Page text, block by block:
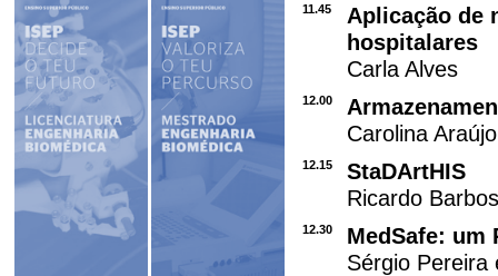
11.45
Aplicação de
hospitalares
Carla Alves
12.00
Carolina Araújo
12.15
StaDArtHIS
Ricardo
12.30
MedSafe: um
Sérgio Pereira